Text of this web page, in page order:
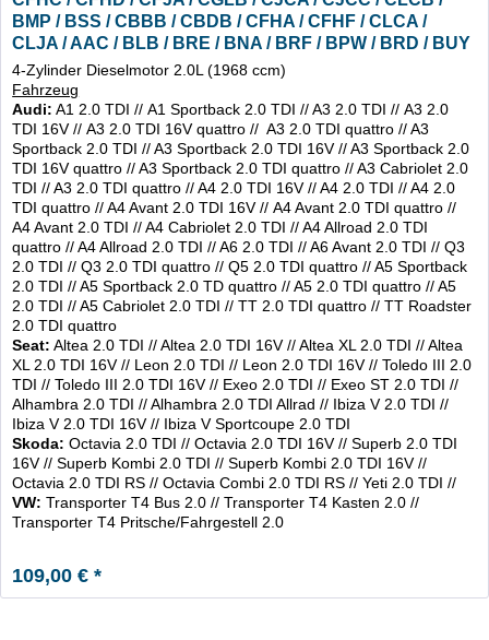
BMP / BSS / CBBB / CBDB / CFHA / CFHF / CLCA /
CLJA / AAC / BLB / BRE / BNA / BRF / BPW / BRD / BUY
/ BVA /
4-Zylinder Dieselmotor 2.0L (1968 ccm)
Fahrzeug
Audi: A1 2.0 TDI // A1 Sportback 2.0 TDI // A3 2.0 TDI // A3 2.0
TDI 16V // A3 2.0 TDI 16V quattro // A3 2.0 TDI quattro // A3
Sportback 2.0 TDI // A3 Sportback 2.0 TDI 16V // A3 Sportback 2.0
TDI 16V quattro // A3 Sportback 2.0 TDI quattro // A3 Cabriolet 2.0
TDI // A3 2.0 TDI quattro // A4 2.0 TDI 16V // A4 2.0 TDI // A4 2.0
TDI quattro // A4 Avant 2.0 TDI 16V // A4 Avant 2.0 TDI quattro //
A4 Avant 2.0 TDI // A4 Cabriolet 2.0 TDI // A4 Allroad 2.0 TDI
quattro // A4 Allroad 2.0 TDI // A6 2.0 TDI // A6 Avant 2.0 TDI // Q3
2.0 TDI // Q3 2.0 TDI quattro // Q5 2.0 TDI quattro // A5 Sportback
2.0 TDI // A5 Sportback 2.0 TD quattro // A5 2.0 TDI quattro // A5
2.0 TDI // A5 Cabriolet 2.0 TDI // TT 2.0 TDI quattro // TT Roadster
2.0 TDI quattro
Seat: Altea 2.0 TDI // Altea 2.0 TDI 16V // Altea XL 2.0 TDI // Altea
XL 2.0 TDI 16V // Leon 2.0 TDI // Leon 2.0 TDI 16V // Toledo III 2.0
TDI // Toledo III 2.0 TDI 16V // Exeo 2.0 TDI // Exeo ST 2.0 TDI //
Alhambra 2.0 TDI // Alhambra 2.0 TDI Allrad // Ibiza V 2.0 TDI //
Ibiza V 2.0 TDI 16V // Ibiza V Sportcoupe 2.0 TDI
Skoda: Octavia 2.0 TDI // Octavia 2.0 TDI 16V // Superb 2.0 TDI
16V // Superb Kombi 2.0 TDI // Superb Kombi 2.0 TDI 16V //
Octavia 2.0 TDI RS // Octavia Combi 2.0 TDI RS // Yeti 2.0 TDI //
VW: Transporter T4 Bus 2.0 // Transporter T4 Kasten 2.0 //
Transporter T4 Pritsche/Fahrgestell 2.0
109,00 € *